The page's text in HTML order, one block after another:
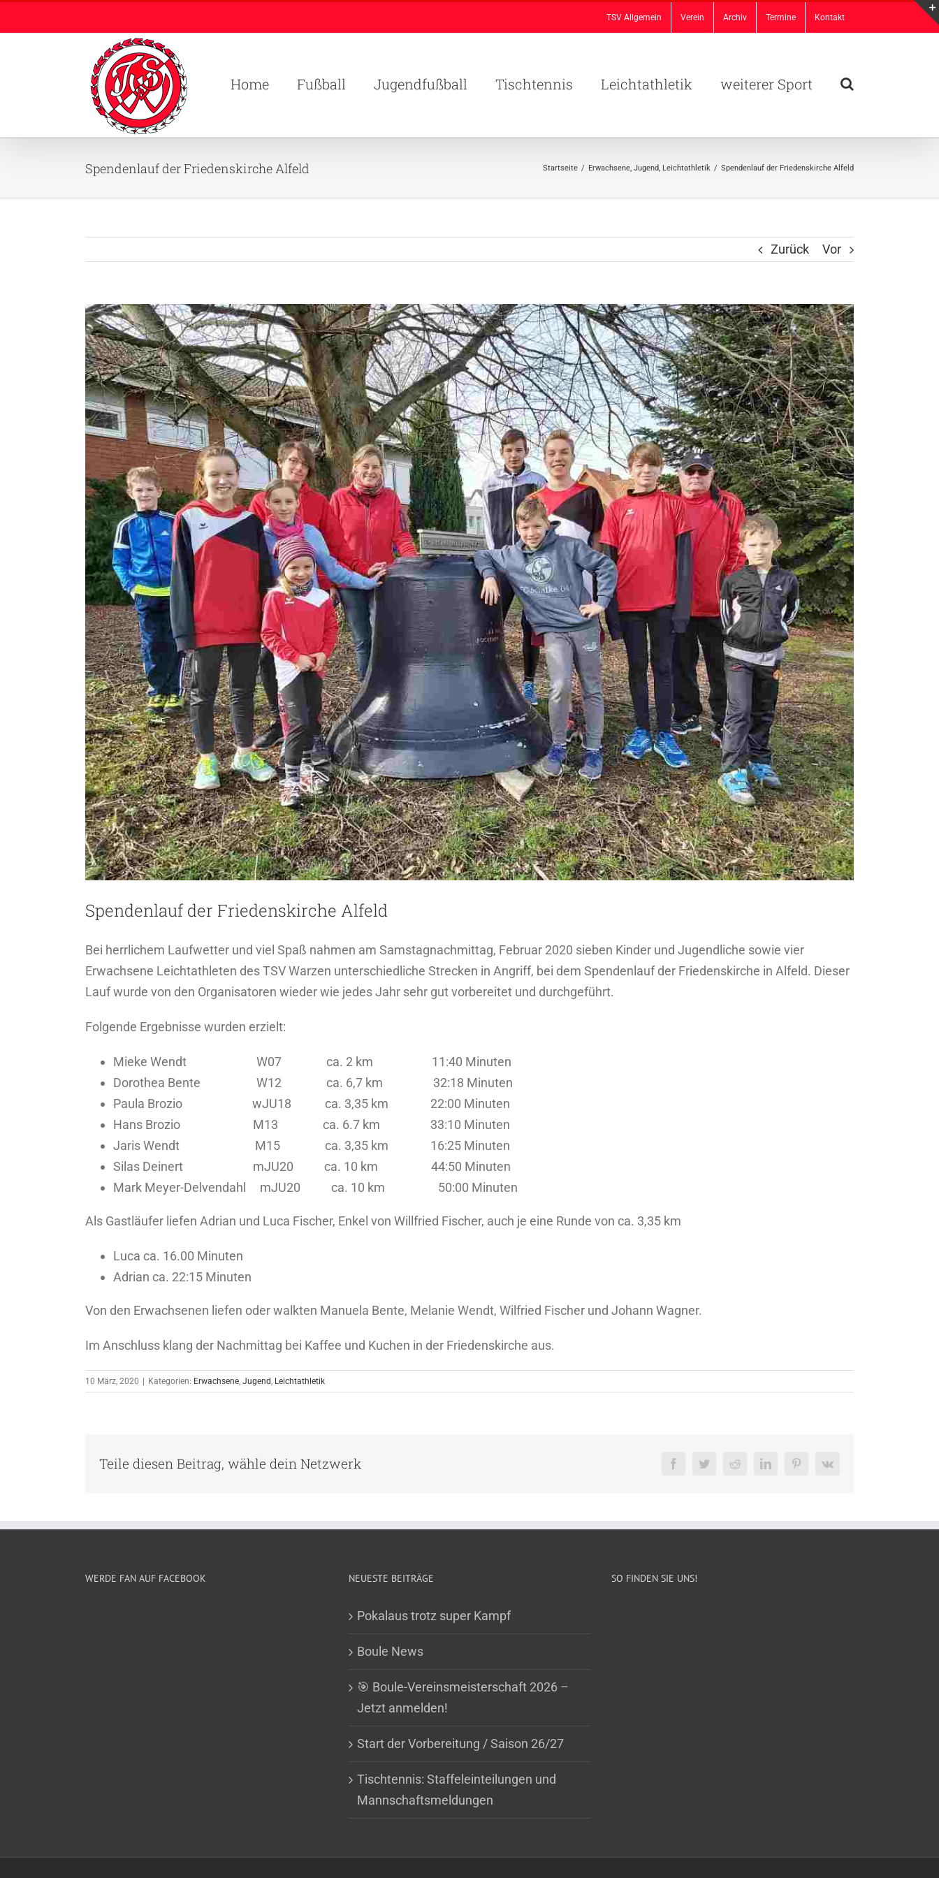
Inhalt
TSV Allgemein Verein Archiv Termine Kontakt
Home Fußball Jugendfußball Tischtennis Leichtathletik weiterer Sport
Spendenlauf der Friedenskirche Alfeld Startseite / Erwachsene Jugend Leichtathletik / Spendenlauf der Friedenskirche Alfeld
Zurück Vor
Zeige
grösseres
Bild
Spendenlauf der Friedenskirche Alfeld
Bei herrlichem Laufwetter und viel Spaß nahmen am Samstagnachmittag, Februar 2020 sieben Kinder und Jugendliche sowie vier
Erwachsene Leichtathleten des TSV Warzen unterschiedliche Strecken in Angriff, bei dem Spendenlauf der Friedenskirche in Alfeld. Dieser
Lauf wurde von den Organisatoren wieder wie jedes Jahr sehr gut vorbereitet und durchgeführt.
Folgende Ergebnisse wurden erzielt:
Mieke Wendt W07 ca. 2 km 11:40 Minuten
Dorothea Bente W12 ca. 6,7 km 32:18 Minuten
Paula Brozio wJU18 ca. 3,35 km 22:00 Minuten
Hans Brozio M13 ca. 6.7 km 33:10 Minuten
Jaris Wendt M15 ca. 3,35 km 16:25 Minuten
Silas Deinert mJU20 ca. 10 km 44:50 Minuten
Mark Meyer-Delvendahl mJU20 ca. 10 km 50:00 Minuten
Als Gastläufer liefen Adrian und Luca Fischer, Enkel von Willfried Fischer, auch je eine Runde von ca. 3,35 km
Luca ca. 16.00 Minuten
Adrian ca. 22:15 Minuten
Von den Erwachsenen liefen oder walkten Manuela Bente, Melanie Wendt, Wilfried Fischer und Johann Wagner.
Im Anschluss klang der Nachmittag bei Kaffee und Kuchen in der Friedenskirche aus.
10 März, 2020 Kategorien: Erwachsene, Jugend, Leichtathletik
Teile diesen Beitrag, wähle dein Netzwerk FacebookTwitterRedditLinkedInPinterestVk
WERDE FAN AUF FACEBOOK NEUESTE BEITRÄGE
Pokalaus trotz super Kampf
Boule News
🎯 Boule-Vereinsmeisterschaft 2026 –
Jetzt anmelden!
Start der Vorbereitung / Saison 26/27
Tischtennis: Staffeleinteilungen und
Mannschaftsmeldungen
SO FINDEN SIE UNS!